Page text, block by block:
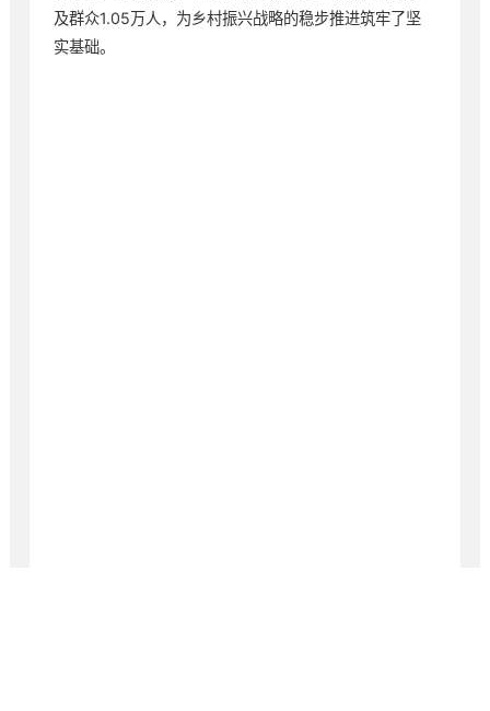
及群众1.05万人，为乡村振兴战略的稳步推进筑牢了坚
实基础。